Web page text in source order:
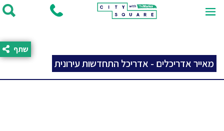
מאייר אדריכלים - אדריכל התחדשות עירונית
שתף